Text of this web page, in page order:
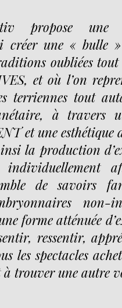
propose une
créer une « bulle
oubliées
et où l’on
terriennes tout
à travers
et une esthétique
la production
individuellement
de savoirs
non-
forme atténuée
ressentir,
les spectacles
à trouver une autre